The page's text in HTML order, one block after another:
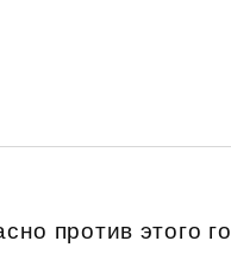
против этого